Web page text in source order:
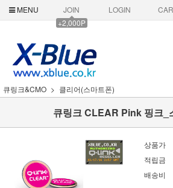
MENU
JOIN
+2,000P
LOGIN
큐링크&CMO 클리어(스마트폰)
큐링크 CLEAR Pink 핑크_
상품가
적립금
배송비